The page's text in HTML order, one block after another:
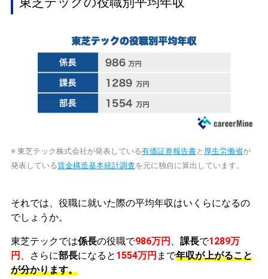
※ 東芝テック株式会社が発表している有価証券報告書と 厚生労働省が
発表している賃金構造基本統計調査を元に独自に算出しています。
それでは、役職に就いた際の平均年収はいくらになるの
でしょうか。
東芝テックでは係長の役職で986万円 課長で1289万
円
、さらに部長になると 1554万円 まで年収が上がること
が分かります。